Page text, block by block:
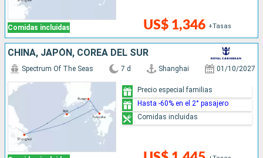
Comidas incluidas US$ 1,346 +Tasas
CHINA, JAPÓN, COREA DEL SUR
Spectrum Of The Seas 7 d Shanghai 01/10/2027
Precio especial familias
Hasta -60% en el 2° pasajero
Comidas incluidas